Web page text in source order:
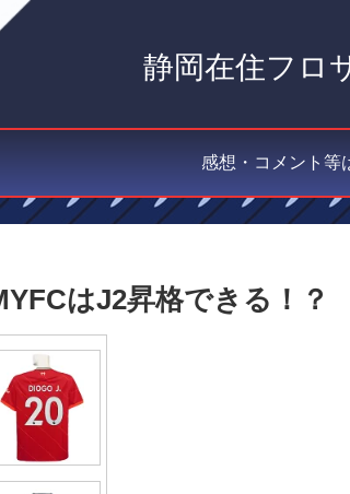
静岡在住フロ
はJ2昇格できる！？